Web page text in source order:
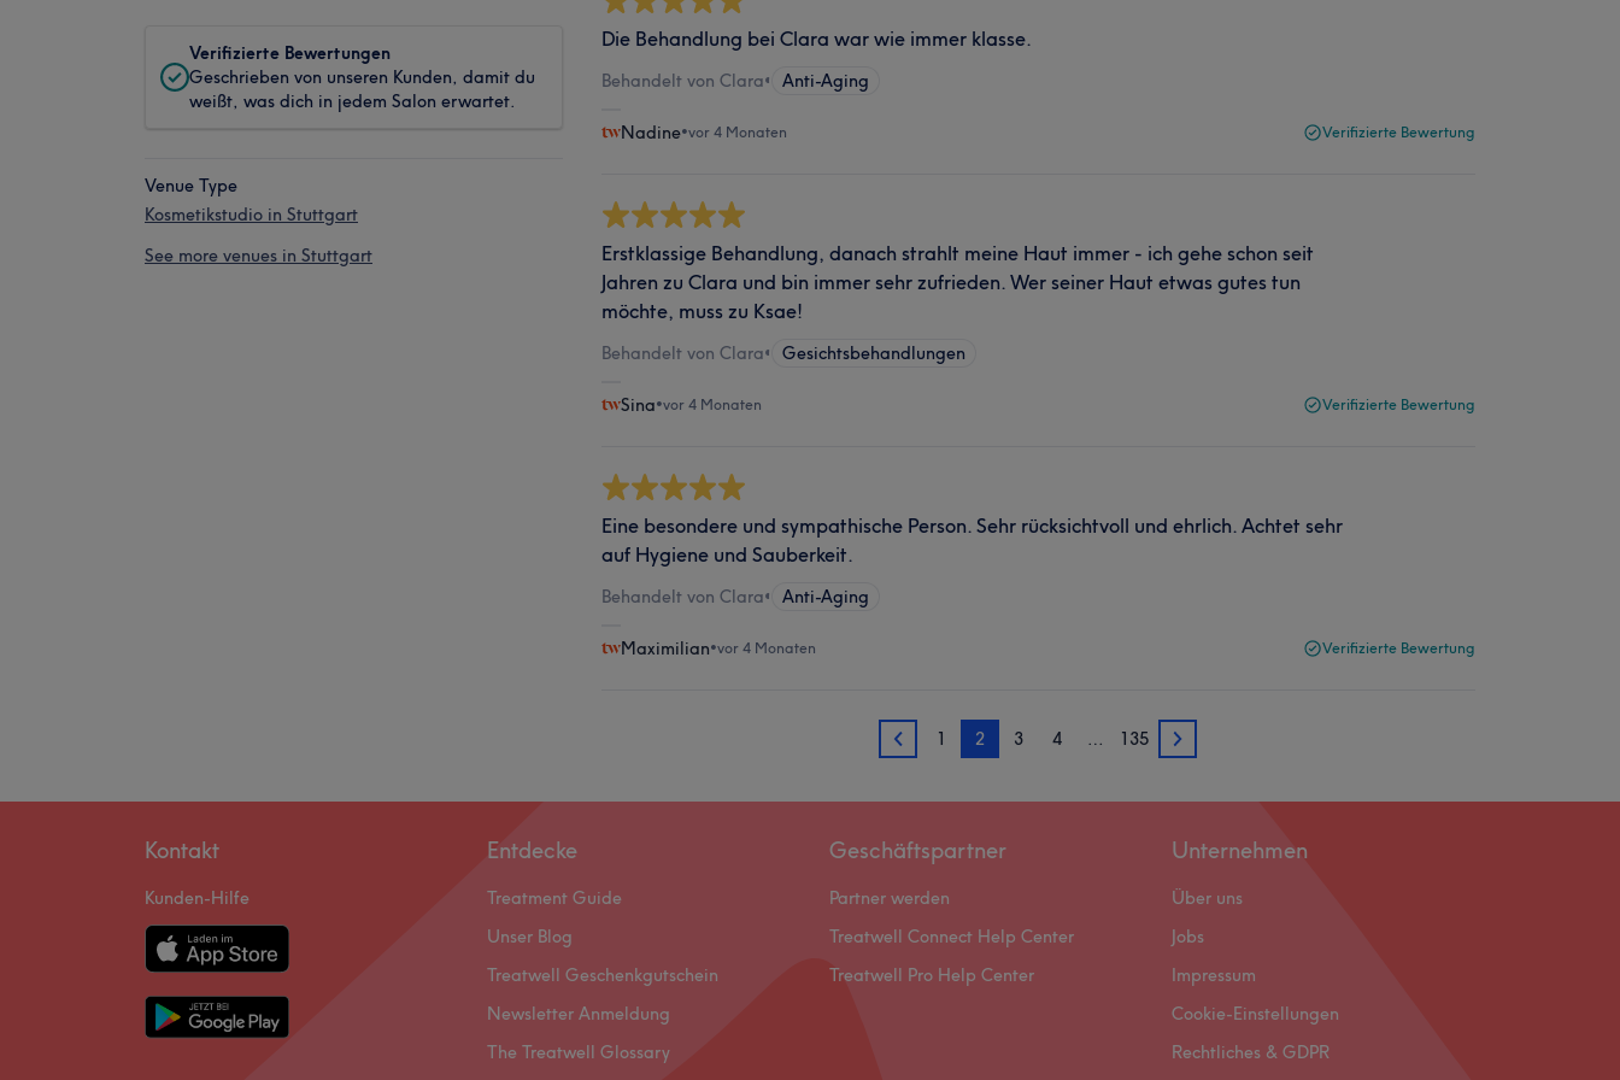
Verifizierte Bewertungen
Geschrieben von unseren Kunden, damit du
weißt, was dich in jedem Salon erwartet.
Venue Type
Kosmetikstudio in Stuttgart
See more venues in Stuttgart
Die Behandlung bei Clara war wie immer klasse.
Behandelt von Clara• Anti-Aging
Nadine•vor 4 Monaten Verifizierte Bewertung
Erstklassige Behandlung, danach strahlt meine Haut immer - ich gehe schon seit
Jahren zu Clara und bin immer sehr zufrieden. Wer seiner Haut etwas gutes tun
möchte, muss zu Ksae!
Behandelt von Clara• Gesichtsbehandlungen
Sina•vor 4 Monaten Verifizierte Bewertung
Eine besondere und sympathische Person. Sehr rücksichtvoll und ehrlich. Achtet sehr
auf Hygiene und Sauberkeit.
Behandelt von Clara• Anti-Aging
Maximilian•vor 4 Monaten Verifizierte Bewertung
1 1 2 3 4 … 135 3
Kontakt
Kunden-Hilfe
Entdecke
Treatment Guide
Unser Blog
Treatwell Geschenkgutschein
Newsletter Anmeldung
The Treatwell Glossary
Geschäftspartner
Partner werden
Treatwell Connect Help Center
Treatwell Pro Help Center
Unternehmen
Über uns
Jobs
Impressum
Cookie-Einstellungen
Rechtliches & GDPR